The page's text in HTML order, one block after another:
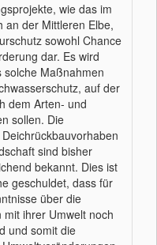
wie das im
an der Mittleren Elbe,
sowohl Chance
dar. Es wird
Maßnahmen
auf der
dem Arten- und
sollen. Die
sind bisher
bekannt. Dies ist
geschuldet, dass für
über die
ihrer Umwelt noch
und somit die